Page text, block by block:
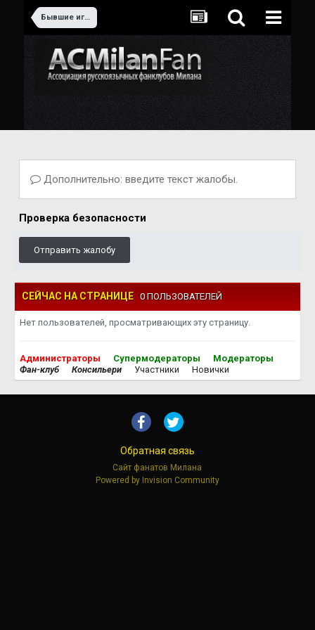
Бывшие игроки Милана
Дополнительно: введите текст жалобы.
Проверка безопасности
Отправить жалобу
СЕЙЧАС НА СТРАНИЦЕ 0 ПОЛЬЗОВАТЕЛЕЙ
Нет пользователей, просматривающих эту страницу.
Администраторы Супермодераторы
Модераторы
Фан-клуб
Консильери Участники Новички
Обратная связь
Сайт фанатов Милана
Powered by Invision Community